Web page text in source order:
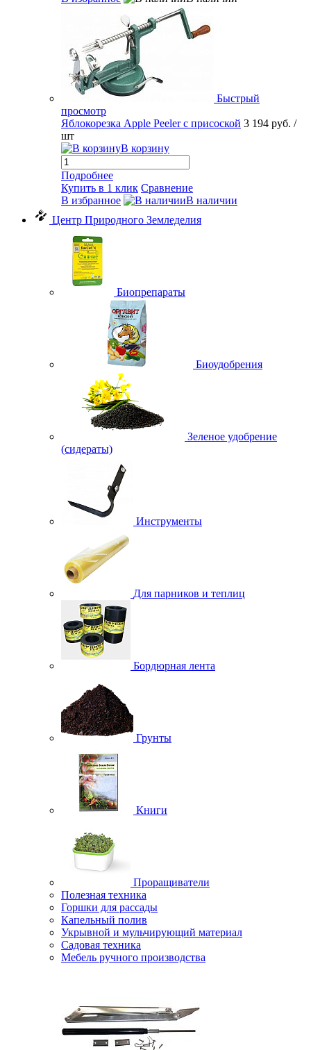
Быстрый
просмотр
Яблокорезка Apple Peeler с присоской 3 194 руб. /
шт
В корзину
Подробнее
Купить в 1 клик Сравнение
В избранное
В наличии
Центр Природного Земледелия
Биопрепараты
Биоудобрения
Зеленое удобрение
(сидераты)
Инструменты
Для парников и теплиц
Бордюрная лента
Грунты
Книги
Проращиватели
Полезная техника
Горшки для рассады
Капельный полив
Укрывной и мульчирующий материал
Садовая техника
Мебель ручного производства